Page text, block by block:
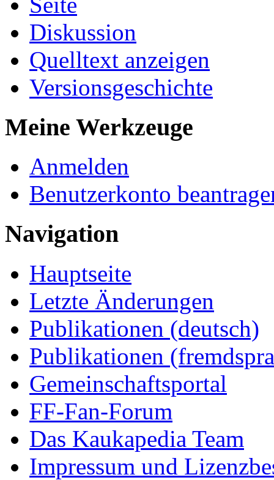
Diskussion
Quelltext anzeigen
Versionsgeschichte
Meine Werkzeuge
Anmelden
Benutzerkonto
Navigation
Hauptseite
Letzte Änderungen
Publikationen (deutsch)
Publikationen
Gemeinschaftsportal
FF-Fan-Forum
Das Kaukapedia Team
Impressum und